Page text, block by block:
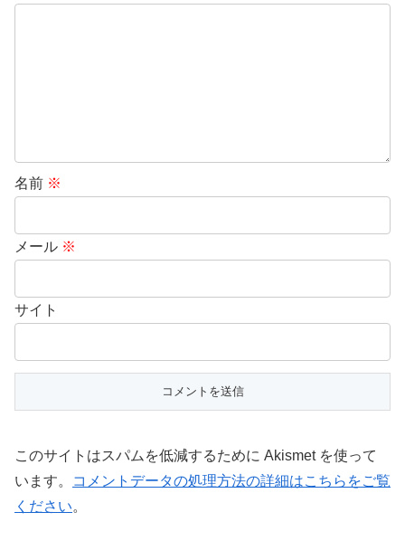
名前 ※
メール ※
サイト
このサイトはスパムを低減するために Akismet を使って
います。
コメントデータの処理方法の詳細はこちらをご覧
ください。